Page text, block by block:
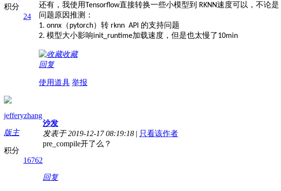
积分
24
还有，我使用 Tensorflow直接转换一些小模型到 RKNN速度可以，不论是
问题原因推测：
1. onnx （pytorch）转 rknn API 的支持问题
2. 模型大小影响init_runtime加载速度，但是也太慢了10min
收藏
回复
使用道具 举报
jefferyzhang
版主
积分
16762
沙发
发表于 2019-12-17 08:19:18 | 只看该作者
pre_compile开了么？
回复